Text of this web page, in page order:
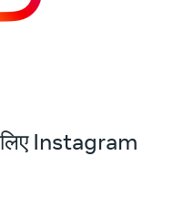
Instagram